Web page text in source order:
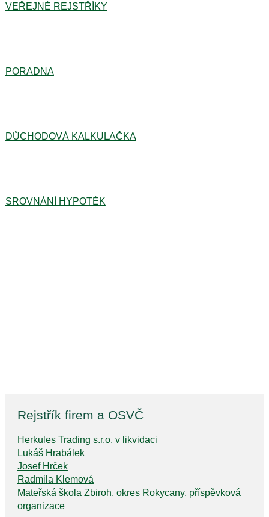
VEŘEJNÉ REJSTŘÍKY
PORADNA
DŮCHODOVÁ KALKULAČKA
SROVNÁNÍ HYPOTÉK
Rejstřík firem a OSVČ
Herkules Trading s.r.o. v likvidaci
Lukáš Hrabálek
Josef Hrček
Radmila Klemová
Mateřská škola Zbiroh, okres Rokycany, příspěvková
organizace